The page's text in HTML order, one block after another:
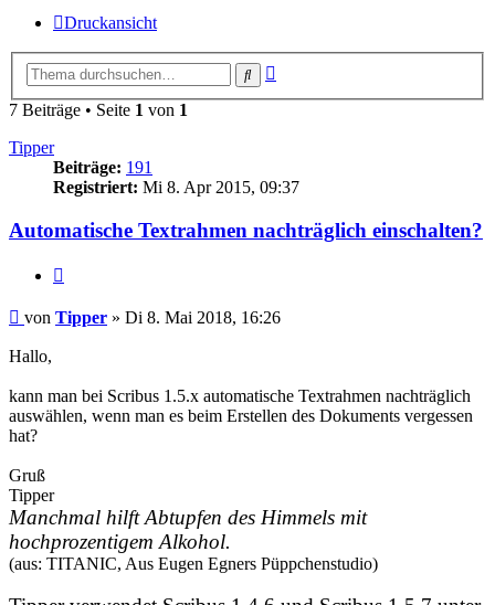
Druckansicht
Suche
7 Beiträge • Seite 1 von 1
Tipper
Beiträge: 191
Registriert: Mi 8. Apr 2015, 09:37
Automatische Textrahmen nachträglich einschalten?
Beitrag
von Tipper » Di 8. Mai 2018, 16:26
Hallo,
kann man bei Scribus 1.5.x automatische Textrahmen nachträglich
auswählen, wenn man es beim Erstellen des Dokuments vergessen
hat?
Gruß
Tipper
Manchmal hilft Abtupfen des Himmels mit
hochprozentigem Alkohol.
(aus: TITANIC, Aus Eugen Egners Püppchenstudio)